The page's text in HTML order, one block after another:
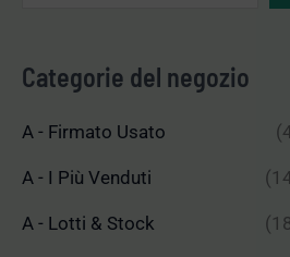
Categorie del negozio
A - Firmato Usato
A - I Più Venduti
A - Lotti & Stock